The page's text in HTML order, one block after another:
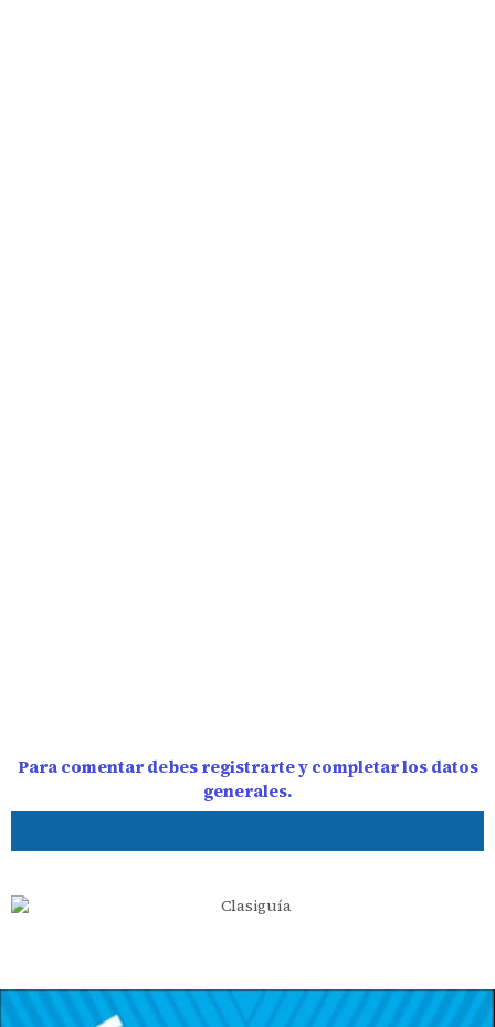
Para comentar debes registrarte y completar los datos
generales.